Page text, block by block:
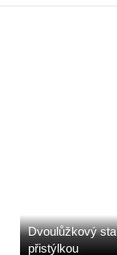
Dvoulůžkový
přistýlkou